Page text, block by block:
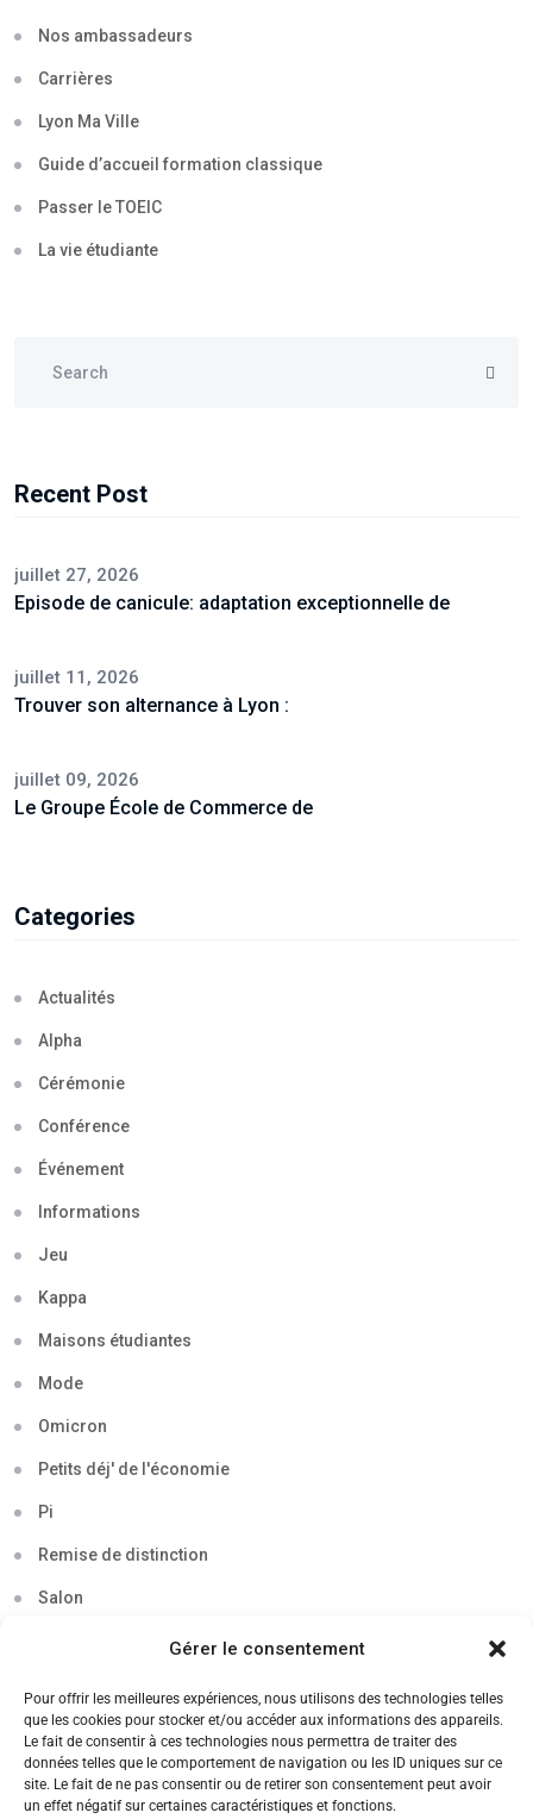
Gérer le consentement
Pour offrir les meilleures expériences, nous utilisons des technologies telles
que les cookies pour stocker et/ou accéder aux informations des appareils.
Le fait de consentir à ces technologies nous permettra de traiter des
données telles que le comportement de navigation ou les ID uniques sur ce
site. Le fait de ne pas consentir ou de retirer son consentement peut avoir
un effet négatif sur certaines caractéristiques et fonctions.
Nos ambassadeurs
Carrières
Lyon Ma Ville
Guide d’accueil formation classique
Passer le TOEIC
La vie étudiante
Recent Post
juillet 27, 2026
Episode de canicule: adaptation exceptionnelle de
juillet 11, 2026
Trouver son alternance à Lyon :
juillet 09, 2026
Le Groupe École de Commerce de
Categories
Actualités
Alpha
Cérémonie
Conférence
Événement
Informations
Jeu
Kappa
Maisons étudiantes
Mode
Omicron
Petits déj' de l'économie
Pi
Remise de distinction
Salon
Soirée
Sortie découverte
Tau